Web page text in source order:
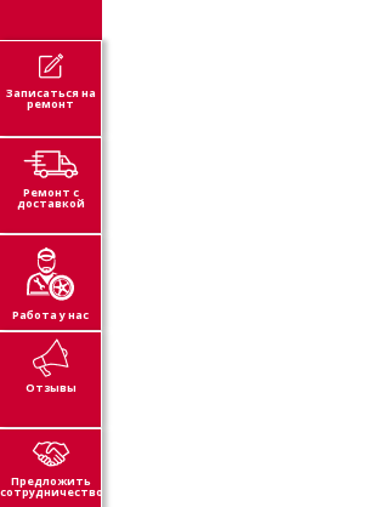
Записаться на
ремонт
Ремонт с
доставкой
Работа у нас
Отзывы
Предложить
сотрудничество